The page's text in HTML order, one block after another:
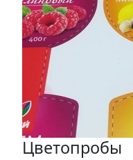
Цветопробы